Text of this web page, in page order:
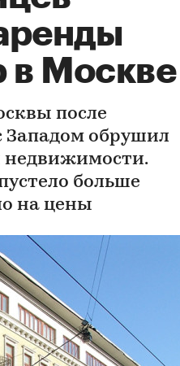
в Москве
после
Западом обрушил
недвижимости.
больше
на цены